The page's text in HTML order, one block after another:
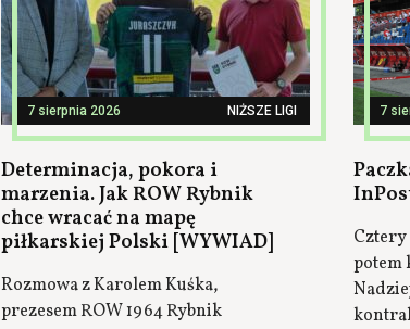
7 sierpnia 2026 NIŻSZE LIGI
Determinacja, pokora i
marzenia. Jak ROW Rybnik
chce wracać na mapę
piłkarskiej Polski [WYWIAD]
Rozmowa z Karolem Kuśka,
prezesem ROW 1964 Rybnik
7
Cztery
potem